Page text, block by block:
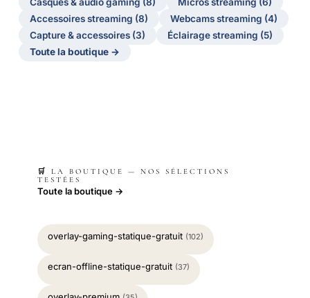
Accessoires streaming (8)
Webcams streaming (4)
Capture & accessoires (3)
Éclairage streaming (5)
Toute la boutique →
🛒 LA BOUTIQUE — NOS SÉLECTIONS
TESTÉES
Toute la boutique →
overlay-gaming-statique-gratuit (102)
ecran-offline-statique-gratuit (37)